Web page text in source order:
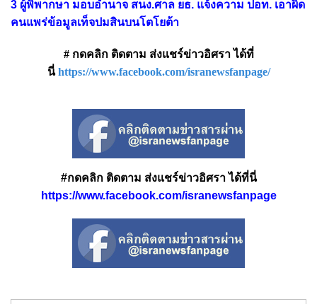
3 ผู้พิพากษา มอบอำนาจ สนง.ศาล ยธ. แจ้งความ ปอท. เอาผิด
คนแพร่ข้อมูลเท็จปมสินบนโตโยต้า
# กดคลิก ติดตาม ส่งแชร์ข่าวอิศรา ได้ที่
นี่https://www.facebook.com/isranewsfanpage/
#กดคลิก ติดตาม ส่งแชร์ข่าวอิศรา ได้ที่นี่
https://www.facebook.com/isranewsfanpage